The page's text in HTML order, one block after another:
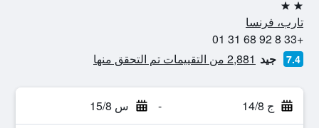
2 نجمتين
تارب، فرنسا
+33 8 92 68 31 01
7.4 جيد 2,881 من التقييمات تم التحقق منها
ج 14/8 - س 15/8